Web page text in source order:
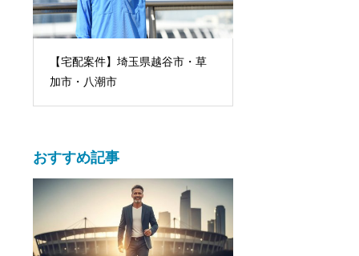
【宅配案件】埼玉県越谷市・草
加市・八潮市
おすすめ記事